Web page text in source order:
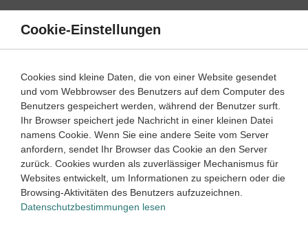
Direkt
Inhalt
Englisch 4. Klasse
At the doctor's - In der Arztpraxis
Dauer: 5 Minuten
Empfohlen von
Tutor Ryan
VIDEOS, AUFGABEN UND ÜBUNGEN ZUGEHÖRIGE KLASSENARBEITEN
Cookie-Einstellungen
Cookies sind kleine Daten, die von einer Website gesendet
und vom Webbrowser des Benutzers auf dem Computer des
Benutzers gespeichert werden, während der Benutzer surft.
Ihr Browser speichert jede Nachricht in einer kleinen Datei
namens Cookie. Wenn Sie eine andere Seite vom Server
anfordern, sendet Ihr Browser das Cookie an den Server
zurück. Cookies wurden als zuverlässiger Mechanismus für
Websites entwickelt, um Informationen zu speichern oder die
Browsing-Aktivitäten des Benutzers aufzuzeichnen.
Datenschutzbestimmungen lesen